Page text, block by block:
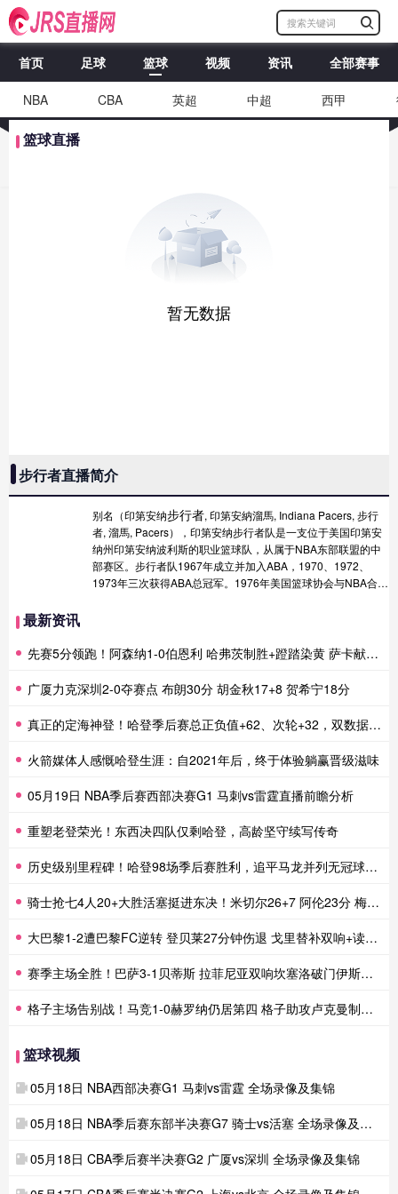
首页 足球 篮球 视频 资讯 全部赛事
NBA CBA 英超 中超 西甲
篮球直播
暂无数据
步行者直播简介
别名（印第安纳步行者, 印第安納溜馬, Indiana Pacers, 步行
者, 溜馬, Pacers），印第安纳步行者队是一支位于美国印第安
纳州印第安纳波利斯的职业篮球队，从属于NBA东部联盟的中
部赛区。步行者队1967年成立并加入ABA，1970、1972、
1973年三次获得ABA总冠军。1976年美国篮球协会与NBA合并
最新资讯
先赛5分领跑！阿森纳1-0伯恩利 哈弗茨制胜+蹬踏染黄 萨卡献助攻
广厦力克深圳2-0夺赛点 布朗30分 胡金秋17+8 贺希宁18分
真正的定海神登！哈登季后赛总正负值+62、次轮+32，双数据领跑骑士全队
火箭媒体人感慨哈登生涯：自2021年后，终于体验躺赢晋级滋味
05月19日 NBA季后赛西部决赛G1 马刺vs雷霆直播前瞻分析
重塑老登荣光！东西决四队仅剩哈登，高龄坚守续写传奇
历史级别里程碑！哈登98场季后赛胜利，追平马龙并列无冠球员历史第一
骑士抢七4人20+大胜活塞挺进东决！米切尔26+7 阿伦23分 梅里尔23分 詹金斯17分
大巴黎1-2遭巴黎FC逆转 登贝莱27分钟伤退 戈里替补双响+读秒绝杀
赛季主场全胜！巴萨3-1贝蒂斯 拉菲尼亚双响坎塞洛破门伊斯科点射
格子主场告别战！马竞1-0赫罗纳仍居第四 格子助攻卢克曼制胜球
篮球视频
05月18日 NBA西部决赛G1 马刺vs雷霆 全场录像及集锦
05月18日 NBA季后赛东部半决赛G7 骑士vs活塞 全场录像及集锦
05月18日 CBA季后赛半决赛G2 广厦vs深圳 全场录像及集锦